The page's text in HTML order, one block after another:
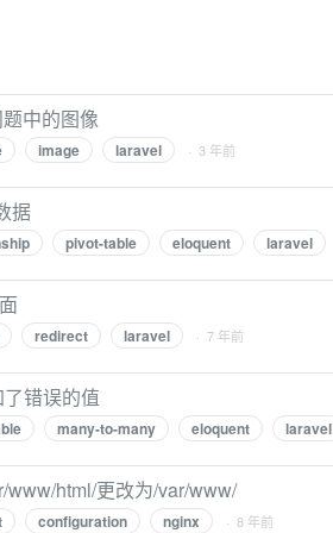
中的图像
image laravel · 3 年前
据
pivot-table eloquent laravel
redirect laravel · 7 年前
错误的值
many-to-many eloquent laravel
www/html/更改为/var/www/
configuration nginx · 8 年前